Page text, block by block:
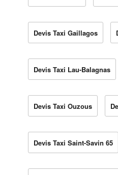
Devis Taxi Gaillagos
Devis Taxi Lau-Balagnas
Devis Taxi Ouzous
Devis Taxi Saint-Savin 65